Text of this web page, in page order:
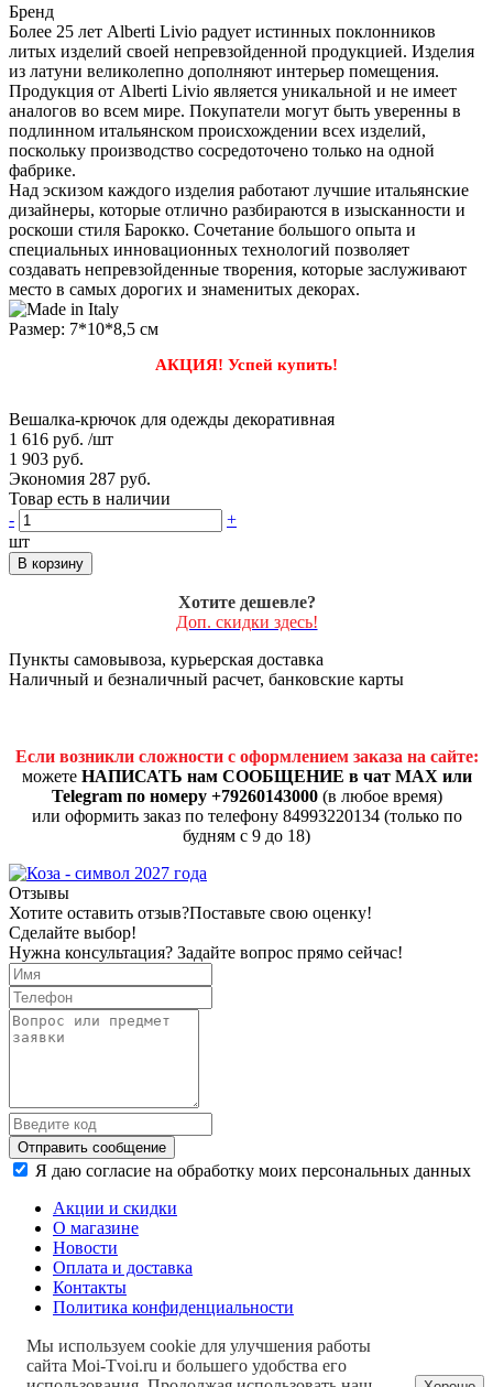
Бренд
Более 25 лет Alberti Livio радует истинных поклонников
литых изделий своей непревзойденной продукцией. Изделия
из латуни великолепно дополняют интерьер помещения.
Продукция от Alberti Livio является уникальной и не имеет
аналогов во всем мире. Покупатели могут быть уверенны в
подлинном итальянском происхождении всех изделий,
поскольку производство сосредоточено только на одной
фабрике.
Над эскизом каждого изделия работают лучшие итальянские
дизайнеры, которые отлично разбираются в изысканности и
роскоши стиля Барокко. Сочетание большого опыта и
специальных инновационных технологий позволяет
создавать непревзойденные творения, которые заслуживают
место в самых дорогих и знаменитых декорах.
Размер: 7*10*8,5 см
АКЦИЯ! Успей купить!
Вешалка-крючок для одежды декоративная
1 616 руб. /шт
1 903 руб.
Экономия 287 руб.
Товар есть в наличии
-
+
шт
В корзину
Хотите дешевле?
Доп. скидки здесь!
Пункты самовывоза, курьерская доставка
Наличный и безналичный расчет, банковские карты
Если возникли сложности с оформлением заказа на сайте:
можете НАПИСАТЬ нам СООБЩЕНИЕ в чат MAX или
Telegram по номеру +79260143000(в любое время)
или оформить заказ по телефону 84993220134 (только по
будням с 9 до 18)
Отзывы
Хотите оставить отзыв?Поставьте свою оценку!
Сделайте выбор!
Нужна консультация? Задайте вопрос прямо сейчас!
Отправить сообщение
Я даю согласие на обработку моих персональных данных
Акции и скидки
О магазине
Новости
Оплата и доставка
Контакты
Политика конфиденциальности
Мы используем cookie для улучшения работы
сайта Moi-Tvoi.ru и большего удобства его